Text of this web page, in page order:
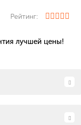
Рейтинг:
лучшей цены!